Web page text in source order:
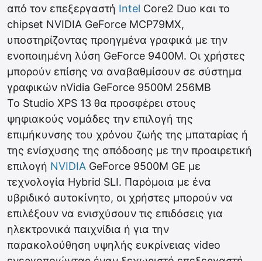
από τον επεξεργαστή Intel Core2 Duo και το
chipset NVIDIA GeForce MCP79MX,
υποστηρίζοντας προηγμένα γραφικά με την
ενοποιημένη λύση GeForce 9400M. Οι χρήστες
μπορούν επίσης να αναβαθμίσουν σε σύστημα
γραφικών nVidia GeForce 9500M 256MB
Το Studio XPS 13 θα προσφέρει στους
ψηφιακούς νομάδες την επιλογή της
επιμήκυνσης του χρόνου ζωής της μπαταρίας ή
της ενίσχυσης της απόδοσης με την προαιρετική
επιλογή NVIDIA GeForce 9500M GE με
τεχνολογία Hybrid SLI. Παρόμοια με ένα
υβριδικό αυτοκίνητο, οι χρήστες μπορούν να
επιλέξουν να ενισχύσουν τις επιδόσεις για
ηλεκτρονικά παιχνίδια ή για την
παρακολούθηση υψηλής ευκρίνειας video